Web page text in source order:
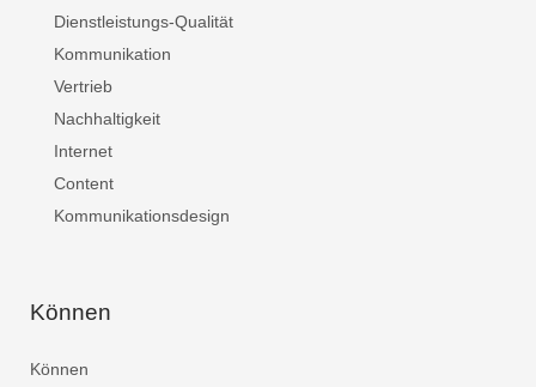
Dienstleistungs-Qualität
Kommunikation
Vertrieb
Nachhaltigkeit
Internet
Content
Kommunikationsdesign
Können
Können